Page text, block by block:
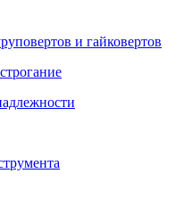
и гайковертов